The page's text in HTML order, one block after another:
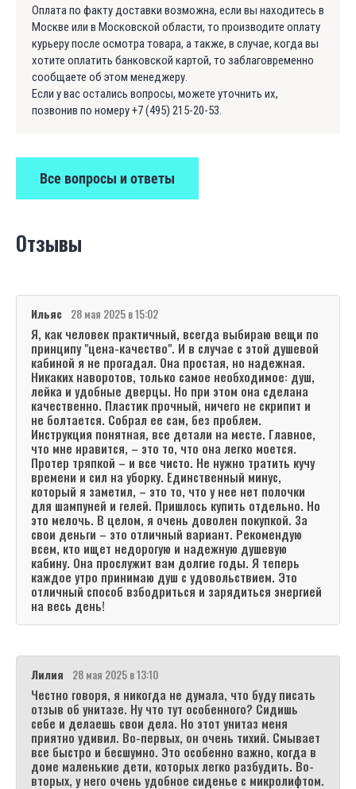
Оплата по факту доставки возможна, если вы находитесь в
Москве или в Московской области, то производите оплату
курьеру после осмотра товара, а также, в случае, когда вы
хотите оплатить банковской картой, то заблаговременно
сообщаете об этом менеджеру.
Если у вас остались вопросы, можете уточнить их,
позвонив по номеру +7 (495) 215-20-53.
Все вопросы и ответы
Отзывы
Ильяс 28 мая 2025 в 15:02
Я, как человек практичный, всегда выбираю вещи по
принципу "цена-качество". И в случае с этой душевой
кабиной я не прогадал. Она простая, но надежная.
Никаких наворотов, только самое необходимое: душ,
лейка и удобные дверцы. Но при этом она сделана
качественно. Пластик прочный, ничего не скрипит и
не болтается. Собрал ее сам, без проблем.
Инструкция понятная, все детали на месте. Главное,
что мне нравится, – это то, что она легко моется.
Протер тряпкой – и все чисто. Не нужно тратить кучу
времени и сил на уборку. Единственный минус,
который я заметил, – это то, что у нее нет полочки
для шампуней и гелей. Пришлось купить отдельно. Но
это мелочь. В целом, я очень доволен покупкой. За
свои деньги – это отличный вариант. Рекомендую
всем, кто ищет недорогую и надежную душевую
кабину. Она прослужит вам долгие годы. Я теперь
каждое утро принимаю душ с удовольствием. Это
отличный способ взбодриться и зарядиться энергией
на весь день!
Лилия 28 мая 2025 в 13:10
Честно говоря, я никогда не думала, что буду писать
отзыв об унитазе. Ну что тут особенного? Сидишь
себе и делаешь свои дела. Но этот унитаз меня
приятно удивил. Во-первых, он очень тихий. Смывает
все быстро и бесшумно. Это особенно важно, когда в
доме маленькие дети, которых легко разбудить. Во-
вторых, у него очень удобное сиденье с микролифтом.